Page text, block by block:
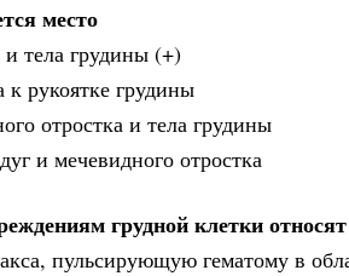
место
и тела грудины (+)
рукоятке грудины
отростка и тела грудины
и мечевидного отростка
грудной клетки относят
пульсирующую гематому в